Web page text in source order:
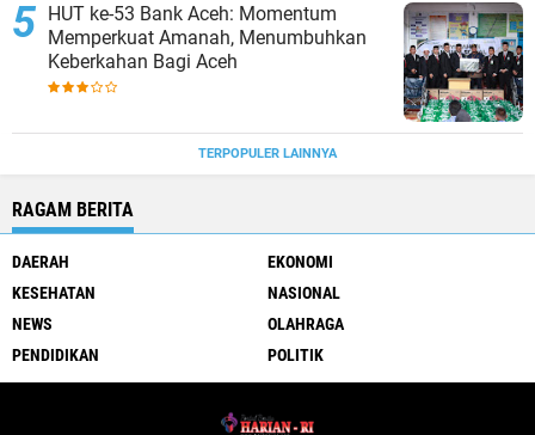
HUT ke-53 Bank Aceh: Momentum
Memperkuat Amanah, Menumbuhkan
Keberkahan Bagi Aceh
TERPOPULER LAINNYA
RAGAM BERITA
DAERAH
EKONOMI
KESEHATAN
NASIONAL
NEWS
OLAHRAGA
PENDIDIKAN
POLITIK